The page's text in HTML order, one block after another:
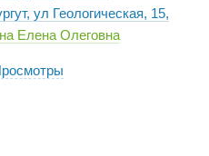
ул Геологическая, 15,
Елена Олеговна